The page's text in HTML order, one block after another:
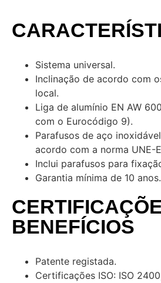
Sistema universal.
Inclinação de acordo com
local.
Liga de alumínio EN AW
com o Eurocódigo 9).
Parafusos de aço
acordo com a norma UNE-
Inclui parafusos para
Garantia mínima de 10 anos.
BENEFÍCIOS
Patente registada.
Certificações ISO: ISO